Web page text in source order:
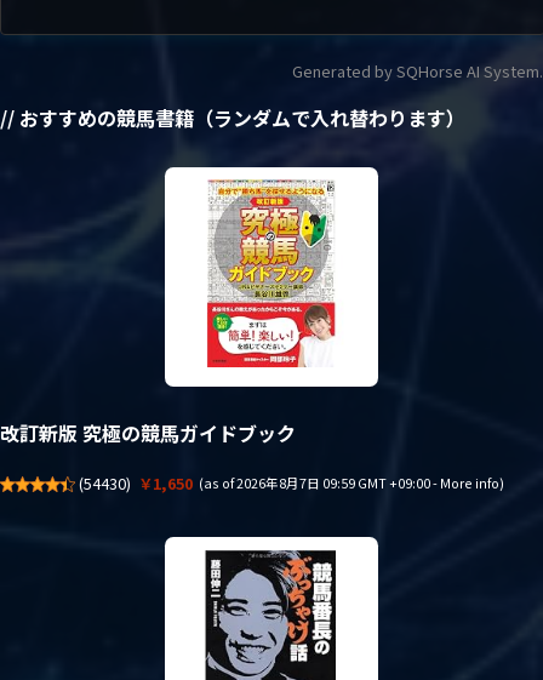
Generated by SQHorse AI System.
// おすすめの競馬書籍（ランダムで入れ替わります）
改訂新版 究極の競馬ガイドブック
(54430) ￥1,650 (as of 2026年8月7日 09:59 GMT +09:00 - More info)